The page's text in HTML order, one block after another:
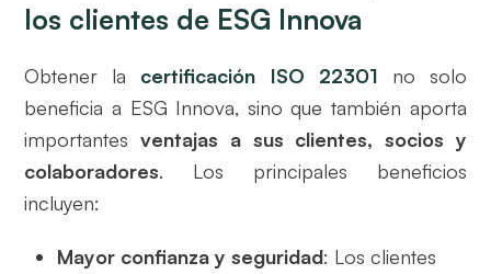
los clientes de ESG Innova
Obtener la certificación ISO 22301 no solo
beneficia a ESG Innova, sino que también aporta
importantesventajas a sus clientes, socios y
colaboradores. Los principales beneficios
incluyen:
Mayor confianza y seguridad: Los clientes